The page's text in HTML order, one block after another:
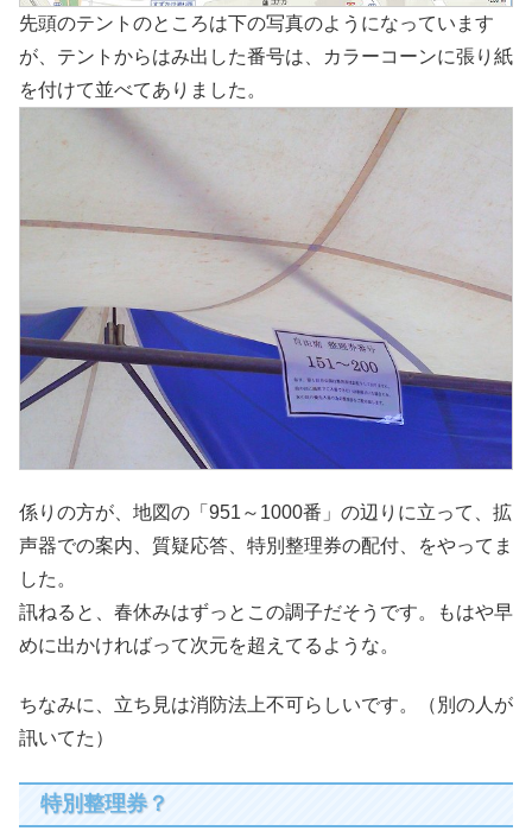
先頭のテントのところは下の写真のようになっています
が、テントからはみ出した番号は、カラーコーンに張り紙
を付けて並べてありました。
係りの方が、地図の「951～1000番」の辺りに立って、拡
声器での案内、質疑応答、特別整理券の配付、をやってま
した。
訊ねると、春休みはずっとこの調子だそうです。もはや早
めに出かければって次元を超えてるような。
ちなみに、立ち見は消防法上不可らしいです。（別の人が
訊いてた）
特別整理券？